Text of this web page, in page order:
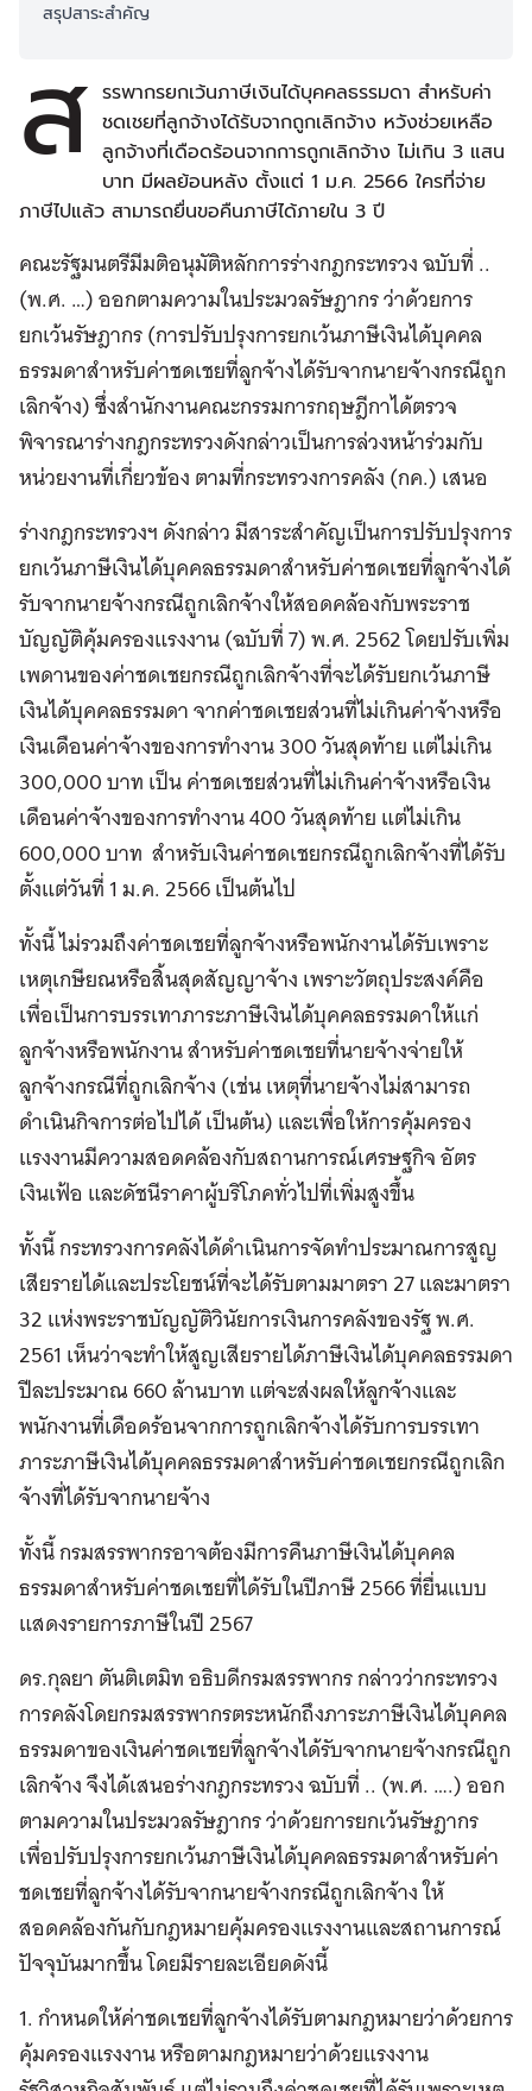
สรุปสาระสำคัญ
ส รรพากรยกเว้นภาษีเงินได้บุคคลธรรมดา สำหรับค่า
ชดเชยที่ลูกจ้างได้รับจากถูกเลิกจ้าง หวังช่วยเหลือ
ลูกจ้างที่เดือดร้อนจากการถูกเลิกจ้าง ไม่เกิน 3 แสน
บาท มีผลย้อนหลัง ตั้งแต่ 1 ม.ค. 2566 ใครที่จ่าย
ภาษีไปแล้ว สามารถยื่นขอคืนภาษีได้ภายใน 3 ปี
คณะรัฐมนตรีมีมติอนุมัติหลักการร่างกฎกระทรวง ฉบับที่ ..
(พ.ศ. …) ออกตามความในประมวลรัษฎากร ว่าด้วยการ
ยกเว้นรัษฎากร (การปรับปรุงการยกเว้นภาษีเงินได้บุคคล
ธรรมดาสำหรับค่าชดเชยที่ลูกจ้างได้รับจากนายจ้างกรณีถูก
เลิกจ้าง) ซึ่งสำนักงานคณะกรรมการกฤษฎีกาได้ตรวจ
พิจารณาร่างกฎกระทรวงดังกล่าวเป็นการล่วงหน้าร่วมกับ
หน่วยงานที่เกี่ยวข้อง ตามที่กระทรวงการคลัง (กค.) เสนอ
ร่างกฎกระทรวงฯ ดังกล่าว มีสาระสำคัญเป็นการปรับปรุงการ
ยกเว้นภาษีเงินได้บุคคลธรรมดาสำหรับค่าชดเชยที่ลูกจ้างได้
รับจากนายจ้างกรณีถูกเลิกจ้างให้สอดคล้องกับพระราช
บัญญัติคุ้มครองแรงงาน (ฉบับที่ 7) พ.ศ. 2562 โดยปรับเพิ่ม
เพดานของค่าชดเชยกรณีถูกเลิกจ้างที่จะได้รับยกเว้นภาษี
เงินได้บุคคลธรรมดา จากค่าชดเชยส่วนที่ไม่เกินค่าจ้างหรือ
เงินเดือนค่าจ้างของการทำงาน 300 วันสุดท้าย แต่ไม่เกิน
300,000 บาท เป็น ค่าชดเชยส่วนที่ไม่เกินค่าจ้างหรือเงิน
เดือนค่าจ้างของการทำงาน 400 วันสุดท้าย แต่ไม่เกิน
600,000 บาท สำหรับเงินค่าชดเชยกรณีถูกเลิกจ้างที่ได้รับ
ตั้งแต่วันที่ 1 ม.ค. 2566 เป็นต้นไป
ทั้งนี้ ไม่รวมถึงค่าชดเชยที่ลูกจ้างหรือพนักงานได้รับเพราะ
เหตุเกษียณหรือสิ้นสุดสัญญาจ้าง เพราะวัตถุประสงค์คือ
เพื่อเป็นการบรรเทาภาระภาษีเงินได้บุคคลธรรมดาให้แก่
ลูกจ้างหรือพนักงาน สำหรับค่าชดเชยที่นายจ้างจ่ายให้
ลูกจ้างกรณีที่ถูกเลิกจ้าง (เช่น เหตุที่นายจ้างไม่สามารถ
ดำเนินกิจการต่อไปได้ เป็นต้น) และเพื่อให้การคุ้มครอง
แรงงานมีความสอดคล้องกับสถานการณ์เศรษฐกิจ อัตร
เงินเฟ้อ และดัชนีราคาผู้บริโภคทั่วไปที่เพิ่มสูงขึ้น
ทั้งนี้ กระทรวงการคลังได้ดำเนินการจัดทำประมาณการสูญ
เสียรายได้และประโยชน์ที่จะได้รับตามมาตรา 27 และมาตรา
32 แห่งพระราชบัญญัติวินัยการเงินการคลังของรัฐ พ.ศ.
2561 เห็นว่าจะทำให้สูญเสียรายได้ภาษีเงินได้บุคคลธรรมดา
ปีละประมาณ 660 ล้านบาท แต่จะส่งผลให้ลูกจ้างและ
พนักงานที่เดือดร้อนจากการถูกเลิกจ้างได้รับการบรรเทา
ภาระภาษีเงินได้บุคคลธรรมดาสำหรับค่าชดเชยกรณีถูกเลิก
จ้างที่ได้รับจากนายจ้าง
ทั้งนี้ กรมสรรพากรอาจต้องมีการคืนภาษีเงินได้บุคคล
ธรรมดาสำหรับค่าชดเชยที่ได้รับในปีภาษี 2566 ที่ยื่นแบบ
แสดงรายการภาษีในปี 2567
ดร.กุลยา ตันติเตมิท อธิบดีกรมสรรพากร กล่าวว่ากระทรวง
การคลังโดยกรมสรรพากรตระหนักถึงภาระภาษีเงินได้บุคคล
ธรรมดาของเงินค่าชดเชยที่ลูกจ้างได้รับจากนายจ้างกรณีถูก
เลิกจ้าง จึงได้เสนอร่างกฎกระทรวง ฉบับที่ .. (พ.ศ. ….) ออก
ตามความในประมวลรัษฎากร ว่าด้วยการยกเว้นรัษฎากร
เพื่อปรับปรุงการยกเว้นภาษีเงินได้บุคคลธรรมดาสำหรับค่า
ชดเชยที่ลูกจ้างได้รับจากนายจ้างกรณีถูกเลิกจ้าง ให้
สอดคล้องกันกับกฎหมายคุ้มครองแรงงานและสถานการณ์
ปัจจุบันมากขึ้น โดยมีรายละเอียดดังนี้
1. กำหนดให้ค่าชดเชยที่ลูกจ้างได้รับตามกฎหมายว่าด้วยการ
คุ้มครองแรงงาน หรือตามกฎหมายว่าด้วยแรงงาน